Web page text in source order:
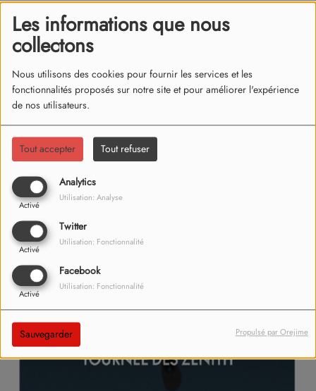
Les informations que nous
collectons
Nous utilisons des cookies pour fournir les services et les
fonctionnalités proposés sur notre site et pour améliorer l'expérience
de nos utilisateurs.
Tout accepter Tout refuser
Analytics
Activé
Utilisation: Analyse
Twitter
Activé
Utilisation: Fonctionnalité
Facebook
Activé
Utilisation: Fonctionnalité
Sauvegarder Propulsé par Orejime